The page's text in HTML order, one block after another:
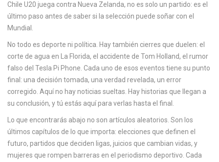
Chile U20 juega contra Nueva Zelanda, no es solo un partido: es el
último paso antes de saber si la selección puede soñar con el
Mundial.
No todo es deporte ni política. Hay también cierres que duelen: el
corte de agua en La Florida, el accidente de Tom Holland, el rumor
falso del Tesla Pi Phone. Cada uno de esos eventos tiene su punto
final: una decisión tomada, una verdad revelada, un error
corregido. Aquí no hay noticias sueltas. Hay historias que llegan a
su conclusión, y tú estás aquí para verlas hasta el final.
Lo que encontrarás abajo no son artículos aleatorios. Son los
últimos capítulos de lo que importa: elecciones que definen el
futuro, partidos que deciden ligas, juicios que cambian vidas, y
mujeres que rompen barreras en el periodismo deportivo. Cada